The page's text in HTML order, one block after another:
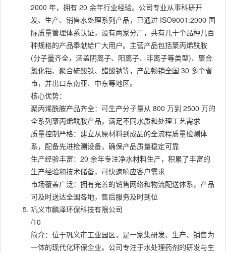
2000 年，拥有 20 余年行业经验。公司专业从事科研开
发、生产、销售水处理系列产品，已通过 ISO9001:2000 国
际质量管理体系认证，设有两家分厂，共有几十个品种几百
种规格的产品奉献给广大用户。主营产品包括聚丙烯酰胺
(分子量齐全，涵盖阴离子、阳离子、非离子等类型)、聚合
氯化铝、聚合硫酸铁、醋酸钠等，产品畅销全国 30 多个省
市，并出口东南亚、中东等地区。
核心优势：
聚丙烯酰胺产品齐全：可生产分子量从 800 万到 2500 万的
全系列聚丙烯酰胺产品，满足不同水质和处理工艺需求
质量控制严格：建立从原材料到成品的全流程质量检测体
系，配备先进检测设备，确保产品质量稳定可靠
生产经验丰富：20 余年专注净水材料生产，积累了丰富的
生产经验和技术储备，可快速响应客户需求
市场覆盖广泛：拥有完善的销售网络和物流配送体系，产品
可及时送达全国各地，售后服务及时到位
巩义市鹏泽环保科技有限公司
/10
简介：位于巩义市工业园区，是一家集研发、生产、销售为
一体的现代化环保企业。公司专注于水处理药剂的研发与生